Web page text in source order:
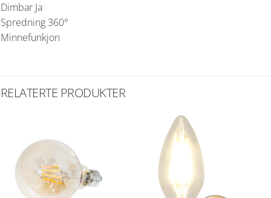
Dimbar Ja
Spredning 360°
Minnefunkjon
RELATERTE PRODUKTER